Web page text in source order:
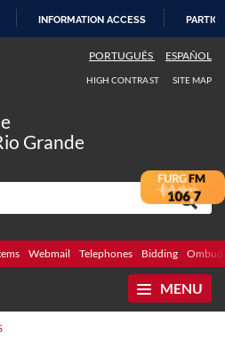
INFORMATION ACCESS
PORTUGUÊS ESPAÑOL
HIGH CONTRAST SITE MAP
Grande
Webmail Telephones Bidding
MENU